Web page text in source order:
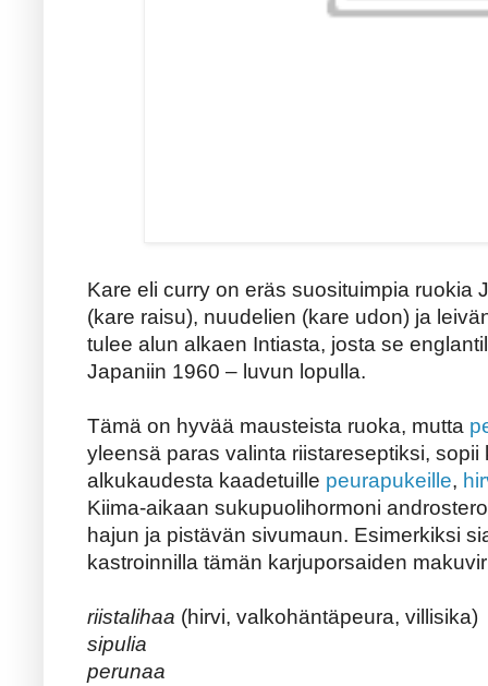
Kare eli curry on eräs suosituimpia ruokia
(kare raisu), nuudelien (kare udon) ja
tulee alun alkaen Intiasta, josta se
Japaniin 1960 – luvun lopulla.
Tämä on hyvää mausteista ruoka, mutta
yleensä paras valinta riistareseptiksi,
alkukaudesta kaadetuille peurapukeille,
Kiima-aikaan sukupuolihormoni
hajun ja pistävän sivumaun. Esimerkiksi
kastroinnilla tämän karjuporsaiden
riistalihaa (hirvi, valkohäntäpeura, villisika)
sipulia
perunaa